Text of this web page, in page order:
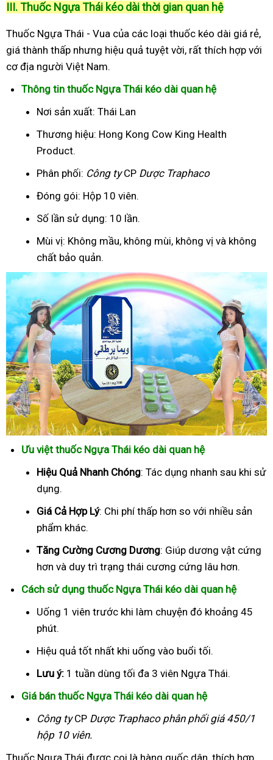
III. Thuốc Ngựa Thái kéo dài thời gian quan hệ
Thuốc Ngựa Thái - Vua của các loại thuốc kéo dài giá rẻ,
giá thành thấp nhưng hiệu quả tuyệt vời, rất thích hợp với
cơ địa người Việt Nam.
Thông tin thuốc Ngựa Thái kéo dài quan hệ
Nơi sản xuất: Thái Lan
Thương hiệu: Hong Kong Cow King Health
Product.
Phân phối: Công tyCP Dược Traphaco
Đóng gói: Hộp 10 viên.
Số lần sử dụng: 10 lần.
Mùi vị: Không mầu, không mùi, không vị và không
chất bảo quản.
Ưu việt thuốc Ngựa Thái kéo dài quan hệ
Hiệu Quả Nhanh Chóng: Tác dụng nhanh sau khi sử
dụng.
Giá Cả Hợp Lý: Chi phí thấp hơn so với nhiều sản
phẩm khác.
Tăng Cường Cương Dương: Giúp dương vật cứng
hơn và duy trì trạng thái cương cứng lâu hơn.
Cách sử dụng thuốc Ngựa Thái kéo dài quan hệ
Uống 1 viên trước khi làm chuyện đó khoảng 45
phút.
Hiệu quả tốt nhất khi uống vào buổi tối.
Lưu ý: 1 tuần dùng tối đa 3 viên Ngựa Thái.
Giá bán thuốc Ngựa Thái kéo dài quan hệ
Công tyCP Dược Traphacophân phối giá 450/1
hộp 10 viên.
Thuốc Ngựa Thái được coi là hàng quốc dân, thích hợp